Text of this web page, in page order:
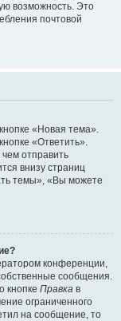
возможность. Это
почтовой
«Новая тема».
«Ответить».
отправить
внизу страниц
темы», «Вы можете
конференции,
сообщения.
кнопке Правка в
ограниченного
на сообщение, то